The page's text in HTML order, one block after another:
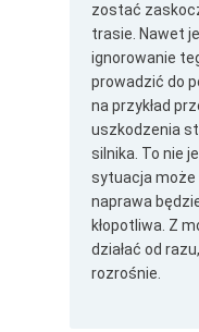
zostać
trasie. Nawet
ignorowanie
prowadzić do
na przykład
uszkodzenia
silnika. To nie
sytuacja może
naprawa
kłopotliwa. Z
działać od
rozrośnie.